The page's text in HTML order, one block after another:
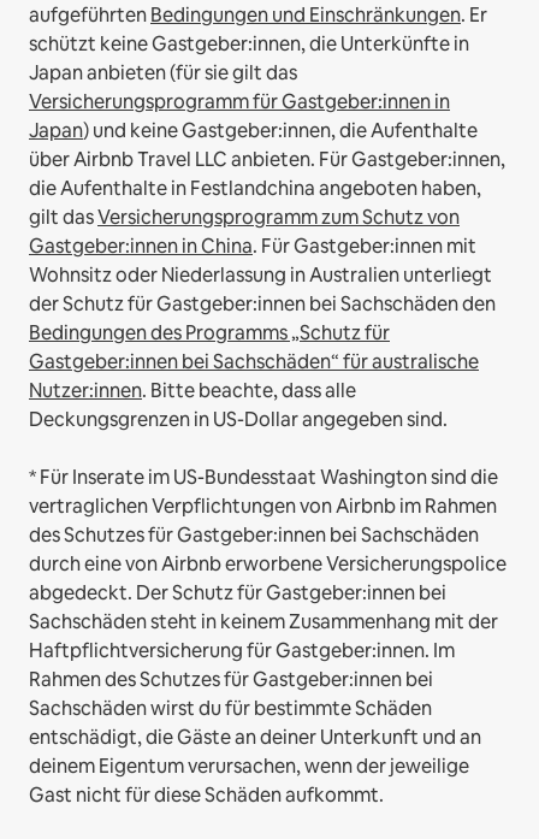
aufgeführtenBedingungen und Einschränkungen. Er
schützt keine Gastgeber:innen, die Unterkünfte in
Japan anbieten (für sie gilt das
Versicherungsprogramm für Gastgeber:innen in
Japan) und keine Gastgeber:innen, die Aufenthalte
über Airbnb Travel LLC anbieten. Für Gastgeber:innen,
die Aufenthalte in Festlandchina angeboten haben,
gilt dasVersicherungsprogramm zum Schutz von
Gastgeber:innen in China. Für Gastgeber:innen mit
Wohnsitz oder Niederlassung in Australien unterliegt
der Schutz für Gastgeber:innen bei Sachschäden den
Bedingungen des Programms „Schutz für
Gastgeber:innen bei Sachschäden“ für australische
Nutzer:innen. Bitte beachte, dass alle
Deckungsgrenzen in US-Dollar angegeben sind.
* Für Inserate im US-Bundesstaat Washington sind die
vertraglichen Verpflichtungen von Airbnb im Rahmen
des Schutzes für Gastgeber:innen bei Sachschäden
durch eine von Airbnb erworbene Versicherungspolice
abgedeckt. Der Schutz für Gastgeber:innen bei
Sachschäden steht in keinem Zusammenhang mit der
Haftpflichtversicherung für Gastgeber:innen. Im
Rahmen des Schutzes für Gastgeber:innen bei
Sachschäden wirst du für bestimmte Schäden
entschädigt, die Gäste an deiner Unterkunft und an
deinem Eigentum verursachen, wenn der jeweilige
Gast nicht für diese Schäden aufkommt.